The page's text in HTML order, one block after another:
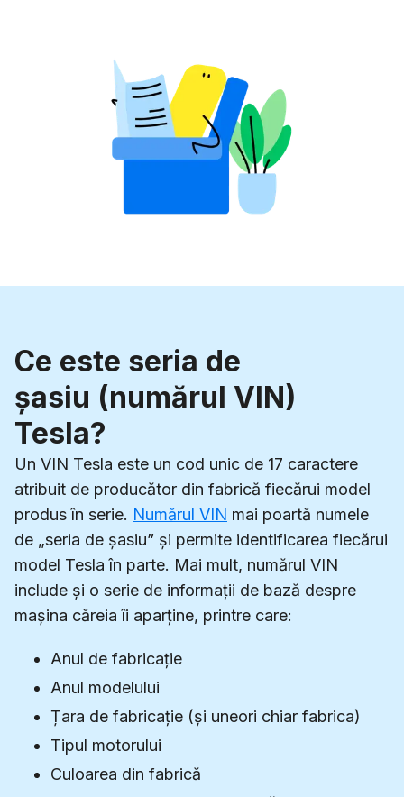
Ce este seria de
șasiu (numărul VIN)
Tesla?
Un VIN Tesla este un cod unic de 17 caractere
atribuit de producător din fabrică fiecărui model
produs în serie. Numărul VIN mai poartă numele
de „seria de șasiu” și permite identificarea fiecărui
model Tesla în parte. Mai mult, numărul VIN
include și o serie de informații de bază despre
mașina căreia îi aparține, printre care:
Anul de fabricație
Anul modelului
Țara de fabricație (și uneori chiar fabrica)
Tipul motorului
Culoarea din fabrică